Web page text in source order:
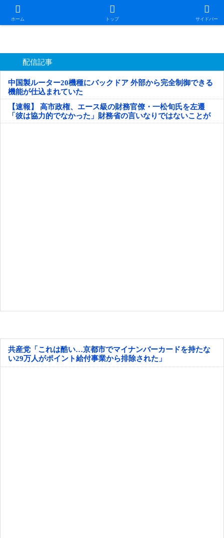
ホーム トップ サイドバー
日本第一！ニュース録
配信記事
中国製ルーター20機種にバックドア 外部から完全制御できる
機能が仕込まれていた
【速報】 高市政権、エース級の財務官僚・一松旬氏を左遷
「彼は協力的でなかった」財務省の言いなりではないことが
判明
共産党「これは酷い…京都市でマイナンバーカードを持たな
い29万人がポイント給付事業から排除された」